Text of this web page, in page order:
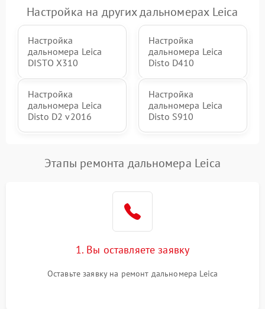
Настройка на других дальномерах Leica
Настройка
дальномера Leica
DISTO X310
Настройка
дальномера Leica
Disto D410
Настройка
дальномера Leica
Disto D2 v2016
Настройка
дальномера Leica
Disto S910
Этапы ремонта дальномера Leica
1. Вы оставляете заявку
Оставьте заявку на ремонт дальномера Leica